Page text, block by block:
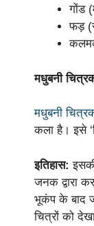
गोंड
फड़
मधुबनी
मधुबनी
कला है। इसे
इतिहास:
जनक द्वारा
भूकंप के बाद
चित्रों को